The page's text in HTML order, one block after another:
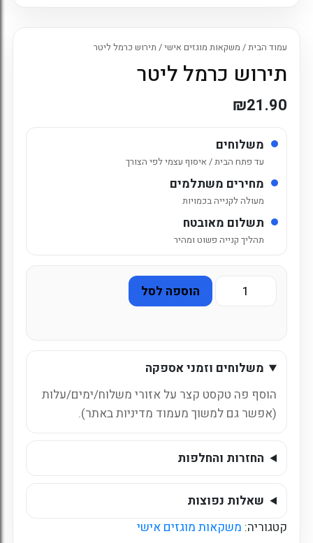
עמוד הבית/ משקאות מוגזים אישי/ תירוש כרמל ליטר
תירוש כרמל ליטר
₪21.90
משלוחים
עד פתח הבית / איסוף עצמי לפי הצורך
מחירים משתלמים
מעולה לקנייה בכמויות
תשלום מאובטח
תהליך קנייה פשוט ומהיר
הוספה לסל
משלוחים וזמני אספקה
הוסף פה טקסט קצר על אזורי משלוח/ימים/עלות
(אפשר גם למשוך מעמוד מדיניות באתר).
החזרות והחלפות
שאלות נפוצות
קטגוריה: משקאות מוגזים אישי